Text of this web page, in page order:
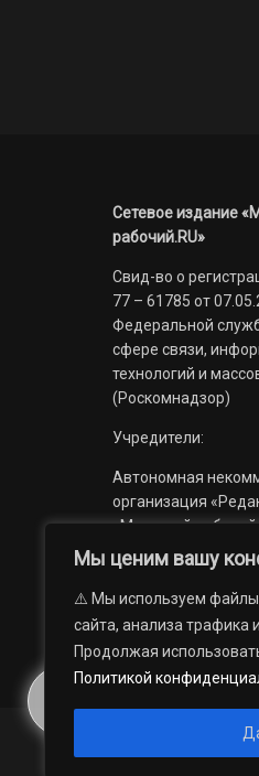
Мы ценим вашу
⚠️ Мы используем файлы
сайта, анализа трафика
Продолжая
Политикой
Сетевое издание
рабочий.RU»
Свид-во о
77 – 61785 от
Федеральной
сфере связи,
технологий и
(Роскомнадзор)
Учредители:
Автономная
организация
«Миасский
Областное
учреждение
© 2012 — 2026.
государственное